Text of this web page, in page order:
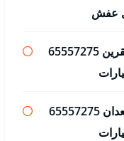
عفش
ونش سطحة كرين القرين 65557275
ونش سطحة كرين العدان 65557275